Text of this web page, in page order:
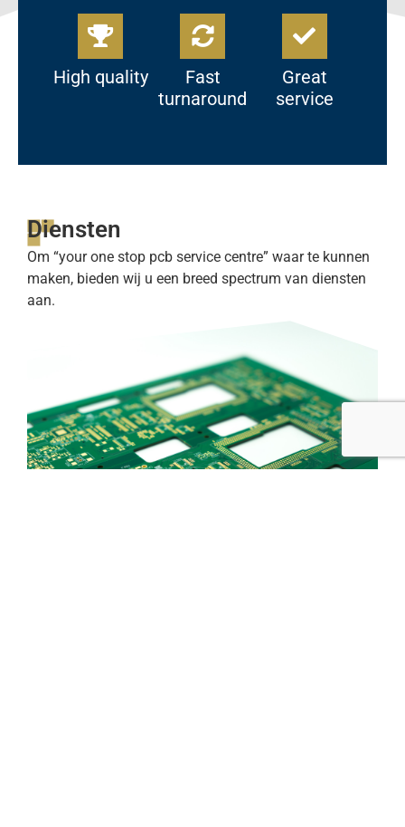
High quality
Fast
turnaround
Great
service
Diensten
Om “your one stop pcb service centre” waar te kunnen
maken, bieden wij u een breed spectrum van diensten
aan.